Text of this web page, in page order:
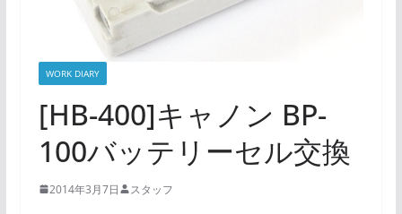
WORK DIARY
[HB-400]キャノン BP-
100バッテリーセル交換
2014年3月7日 スタッフ